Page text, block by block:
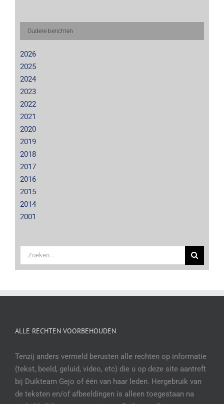
Oudere berichten
2026
2025
2024
2023
2022
2021
2020
2019
2018
2017
2016
2015
2014
2001
Zoeken
naar:
ALLE RECHTEN VOORBEHOUDEN
Tenzij anders vermeld berusten alle rechten op informatie
(tekst, beeld, geluid, video, etc) die u op deze site aantreft
bij Duikteam Gejo of één van haar leden. Hergebruik van
de teksten en/of afbeeldingen is alleen toegestaan na